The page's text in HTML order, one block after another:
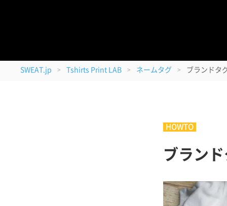
＜
SWEAT.jp > Tshirts Print LAB > ネームタグ > ブランドタ
HOWTO
ブラン